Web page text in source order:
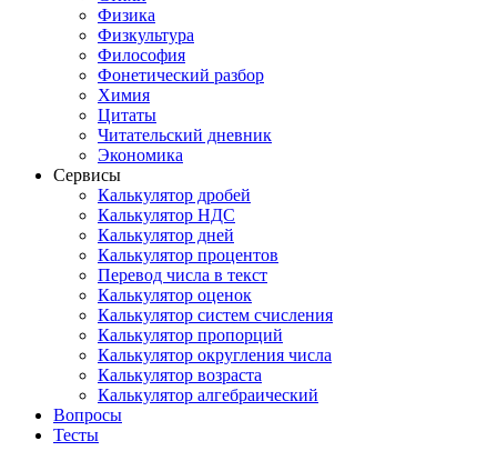
Физика
Физкультура
Философия
Фонетический разбор
Химия
Цитаты
Читательский дневник
Экономика
Сервисы
Калькулятор дробей
Калькулятор НДС
Калькулятор дней
Калькулятор процентов
Перевод числа в текст
Калькулятор оценок
Калькулятор систем счисления
Калькулятор пропорций
Калькулятор округления числа
Калькулятор возраста
Калькулятор алгебраический
Вопросы
Тесты